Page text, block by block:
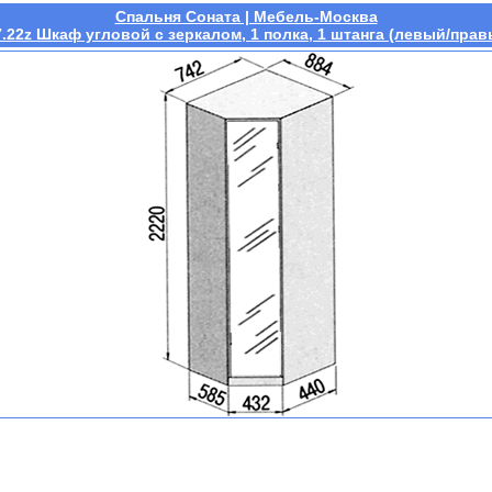
Спальня Соната | Мебель-Москва
Шкаф угловой с зеркалом, 1 полка, 1 штанга (левый/